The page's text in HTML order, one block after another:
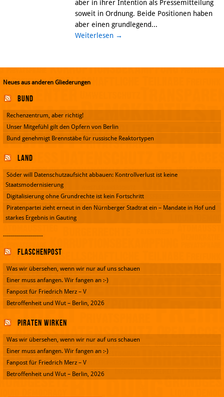
aber in ihrer Intention als Pressemitteilung
soweit in Ordnung. Beide Positionen haben
aber einen grundlegend...
Weiterlesen →
Neues aus anderen Gliederungen
Bund
Rechenzentrum, aber richtig!
Unser Mitgefühl gilt den Opfern von Berlin
Bund genehmigt Brennstäbe für russische Reaktortypen
Land
Söder will Datenschutzaufsicht abbauen: Kontrollverlust ist keine
Staatsmodernisierung
Digitalisierung ohne Grundrechte ist kein Fortschritt
Piratenpartei zieht erneut in den Nürnberger Stadtrat ein – Mandate in Hof und
starkes Ergebnis in Gauting
--------------------
Flaschenpost
Was wir übersehen, wenn wir nur auf uns schauen
Einer muss anfangen. Wir fangen an :-)
Fanpost für Friedrich Merz – V
Betroffenheit und Wut – Berlin, 2026
Piraten wirken
Was wir übersehen, wenn wir nur auf uns schauen
Einer muss anfangen. Wir fangen an :-)
Fanpost für Friedrich Merz – V
Betroffenheit und Wut – Berlin, 2026